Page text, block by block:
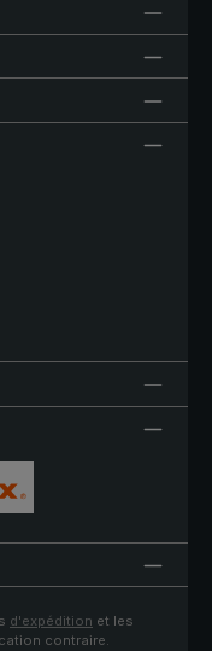
d'expédition et les
contraire.